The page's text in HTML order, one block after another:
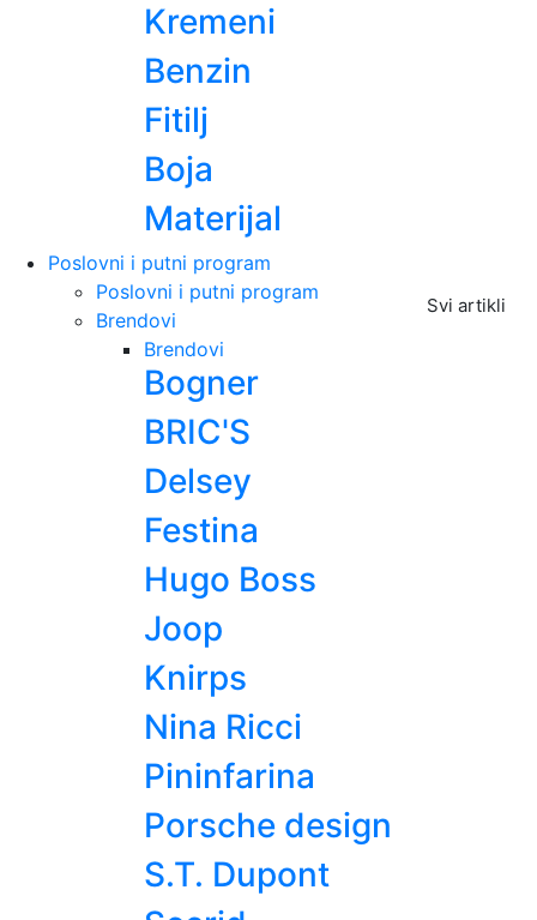
Kremeni
Benzin
Fitilj
Boja
Materijal
Poslovni i putni program
Svi artikli
Poslovni i putni program
Brendovi
Brendovi
Bogner
BRIC'S
Delsey
Festina
Hugo Boss
Joop
Knirps
Nina Ricci
Pininfarina
Porsche design
S.T. Dupont